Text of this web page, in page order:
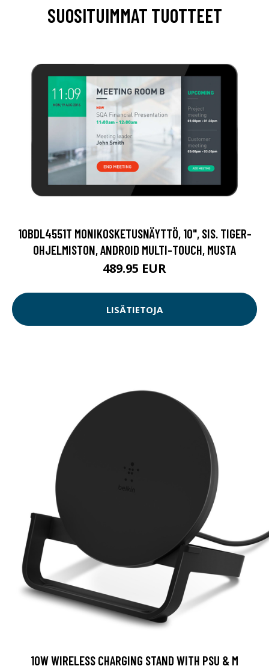
SUOSITUIMMAT TUOTTEET
10BDL4551T MONIKOSKETUSNÄYTTÖ, 10", SIS. TIGER-
OHJELMISTON, ANDROID MULTI-TOUCH, MUSTA
489.95 EUR
LISÄTIETOJA
10W WIRELESS CHARGING STAND WITH PSU & M